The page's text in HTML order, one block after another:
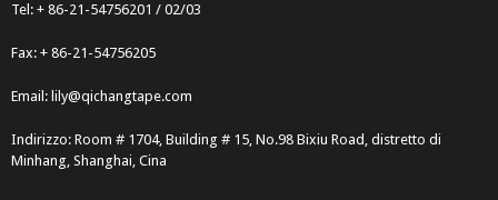
Tel: + 86-21-54756201 / 02/03
Fax: + 86-21-54756205
Email: lily@qichangtape.com
Indirizzo: Room # 1704, Building # 15, No.98 Bixiu Road, distretto di
Minhang, Shanghai, Cina